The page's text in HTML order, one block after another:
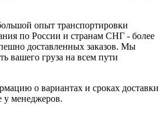
опыт транспортировки
по России и странам СНГ - более
доставленных заказов. Мы
вашего груза на всем пути
о вариантах и сроках доставки
у менеджеров.